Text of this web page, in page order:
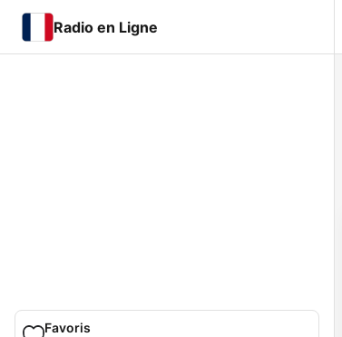
Radio en Ligne
Favoris